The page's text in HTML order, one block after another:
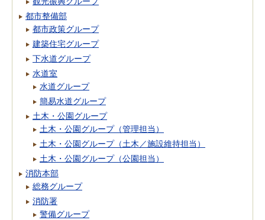
都市整備部
都市政策グループ
建築住宅グループ
下水道グループ
水道室
水道グループ
簡易水道グループ
土木・公園グループ
土木・公園グループ（管理担当）
土木・公園グループ（土木／施設維持担当）
土木・公園グループ（公園担当）
消防本部
総務グループ
消防署
警備グループ